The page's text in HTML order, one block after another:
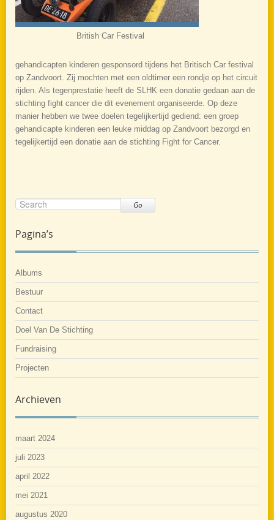
British Car Festival
gehandicapten kinderen gesponsord tijdens het Britisch Car festival
op Zandvoort. Zij mochten met een oldtimer een rondje op het circuit
rijden. Als tegenprestatie heeft de SLHK een donatie gedaan aan de
stichting fight cancer die dit evenement organiseerde. Op deze
manier hebben we twee doelen tegelijkertijd gediend: een groep
gehandicapte kinderen een leuke middag op Zandvoort bezorgd en
tegelijkertijd een donatie aan de stichting Fight for Cancer.
Go
Pagina’s
Albums
Bestuur
Contact
Doel Van De Stichting
Fundraising
Projecten
Archieven
maart 2024
juli 2023
april 2022
mei 2021
augustus 2020